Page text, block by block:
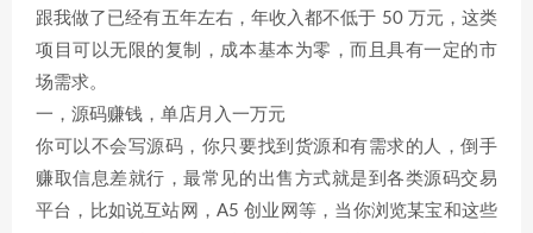
跟我做了已经有五年左右，年收入都不低于 50 万元，这类
项目可以无限的复制，成本基本为零，而且具有一定的市
场需求。
一，源码赚钱，单店月入一万元
你可以不会写源码，你只要找到货源和有需求的人，倒手
赚取信息差就行，最常见的出售方式就是到各类源码交易
平台，比如说互站网，A5 创业网等，当你浏览某宝和这些